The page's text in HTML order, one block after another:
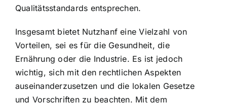
Qualitätsstandards entsprechen.
Insgesamt bietet Nutzhanf eine Vielzahl von
Vorteilen, sei es für die Gesundheit, die
Ernährung oder die Industrie. Es ist jedoch
wichtig, sich mit den rechtlichen Aspekten
auseinanderzusetzen und die lokalen Gesetze
und Vorschriften zu beachten. Mit dem